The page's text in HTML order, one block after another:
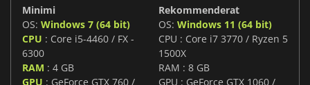
Minimi
OS: Windows 7 (64 bit)
CPU : Core i5-4460 / FX -
6300
RAM : 4 GB
GPU : GeForce GTX 760 /
Rekommenderat
OS: Windows 11 (64 bit)
CPU : Core i7 3770 / Ryzen 5
1500X
RAM : 8 GB
GPU : GeForce GTX 1060 /